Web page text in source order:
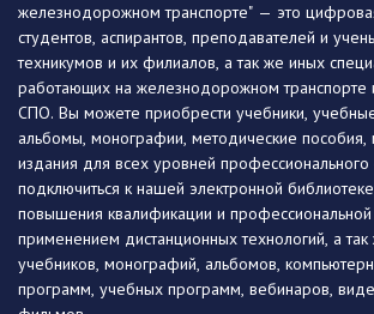
железнодорожном транспорте" — это
студентов, аспирантов, преподавателей и
техникумов и их филиалов, а так же иных
работающих на железнодорожном
СПО. Вы можете приобрести учебники,
альбомы, монографии, методические пособия,
издания для всех уровней профессионального
подключиться к нашей электронной
повышения квалификации и
применением дистанционных технологий, а так
учебников, монографий, альбомов,
программ, учебных программ, вебинаров,